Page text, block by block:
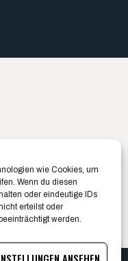
wie Cookies, um
Wenn du diesen
oder eindeutige IDs
erteilst oder
werden.
ANSEHEN
✉️
Langen-Str. 42
0